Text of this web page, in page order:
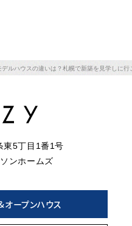
デルハウスの違いは？札幌で新築を見学しに行
東5丁目1番1号
ンホームズ
オープンハウス